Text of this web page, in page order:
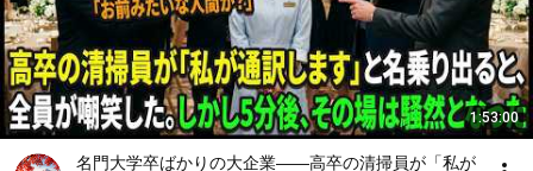
1:53:00
名門大学卒ばかりの大企業――高卒の清掃員が「私が